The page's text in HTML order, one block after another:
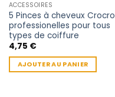
ACCESSOIRES
5 Pinces à cheveux Crocro
professionelles pour tous
types de coiffure
4,75 €
AJOUTER AU PANIER